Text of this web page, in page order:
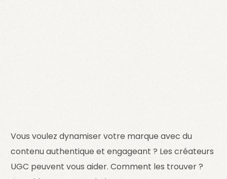
Vous voulez dynamiser votre marque avec du
contenu authentique et engageant ? Les créateurs
UGC peuvent vous aider. Comment les trouver ?